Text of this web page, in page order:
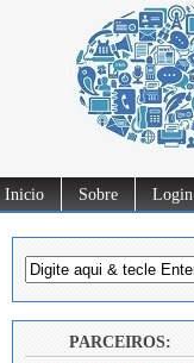
Inicio Sobre Login
PARCEIROS: